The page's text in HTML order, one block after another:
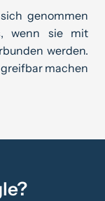
genommen
wenn sie mit
werden.
machen